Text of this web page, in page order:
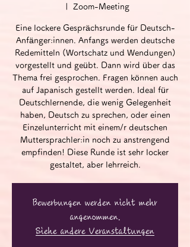
Zoom-Meeting
Eine lockere Gesprächsrunde für Deutsch-
Anfänger:innen. Anfangs werden deutsche
Redemitteln (Wortschatz und Wendungen)
vorgestellt und geübt. Dann wird über das
Thema frei gesprochen. Fragen können auch
auf Japanisch gestellt werden. Ideal für
Deutschlernende, die wenig Gelegenheit
haben, Deutsch zu sprechen, oder einen
Einzelunterricht mit einem/r deutschen
Muttersprachler:in noch zu anstrengend
empfinden! Diese Runde ist sehr locker
gestaltet, aber lehrreich.
Bewerbungen werden nicht mehr
angenommen.
Siehe andere Veranstaltungen